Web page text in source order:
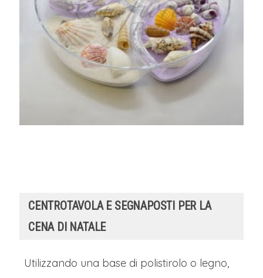
CENTROTAVOLA E SEGNAPOSTI PER LA
CENA DI NATALE
Utilizzando una base di polistirolo o legno,